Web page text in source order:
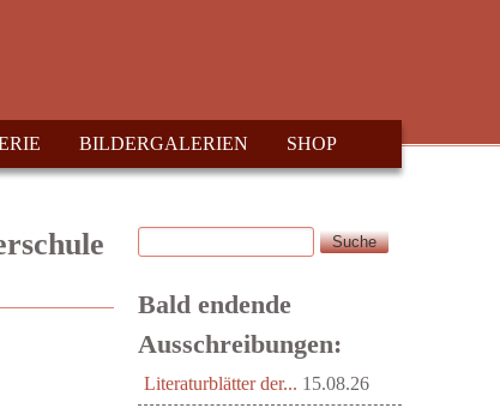
BILDERGALERIEN SHOP
Suchformular
Suche
Bald endende
Ausschreibungen:
Literaturblätter der... 15.08.26